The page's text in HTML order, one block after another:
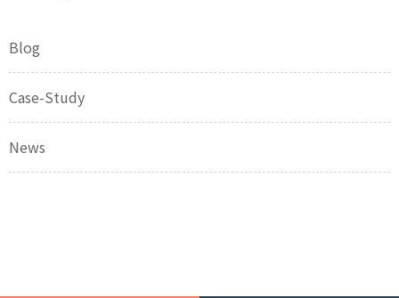
Blog
Case-Study
News